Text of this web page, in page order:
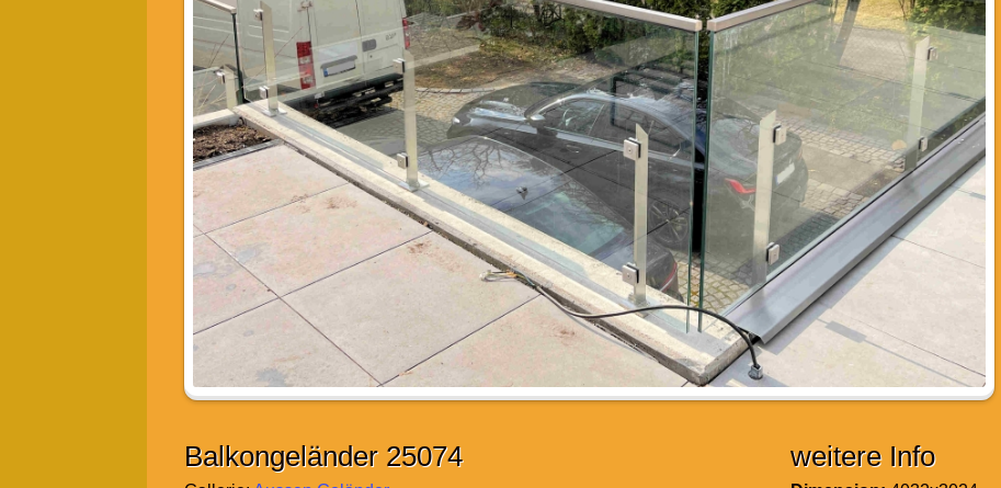
Balkongeländer 25074 weitere Info